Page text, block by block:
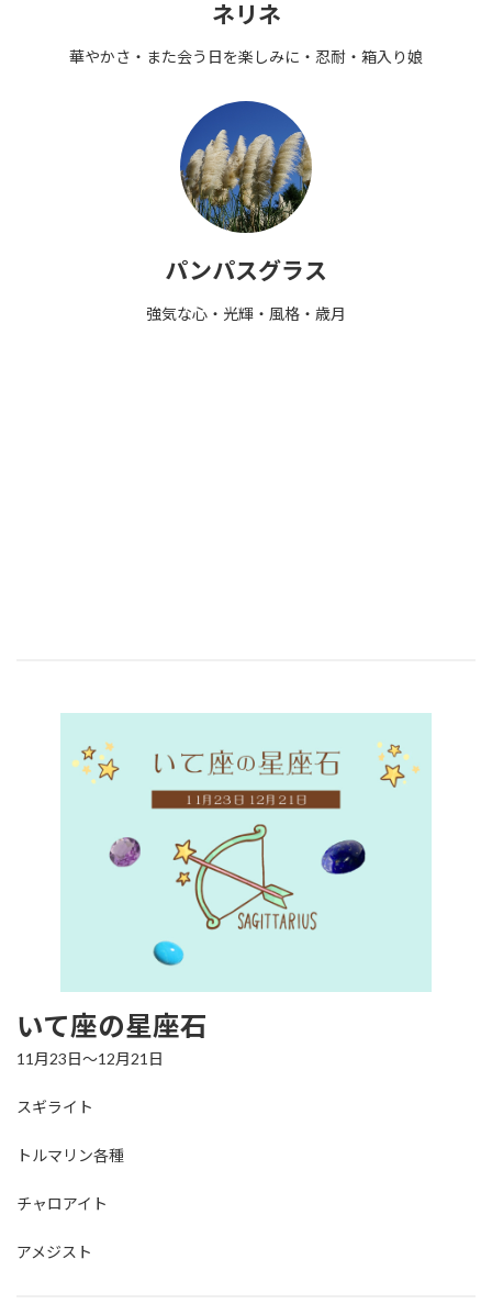
ネリネ
華やかさ・また会う日を楽しみに・忍耐・箱入り娘
パンパスグラス
強気な心・光輝・風格・歳月
いて座の星座石
11月23日～12月21日
スギライト
トルマリン各種
チャロアイト
アメジスト